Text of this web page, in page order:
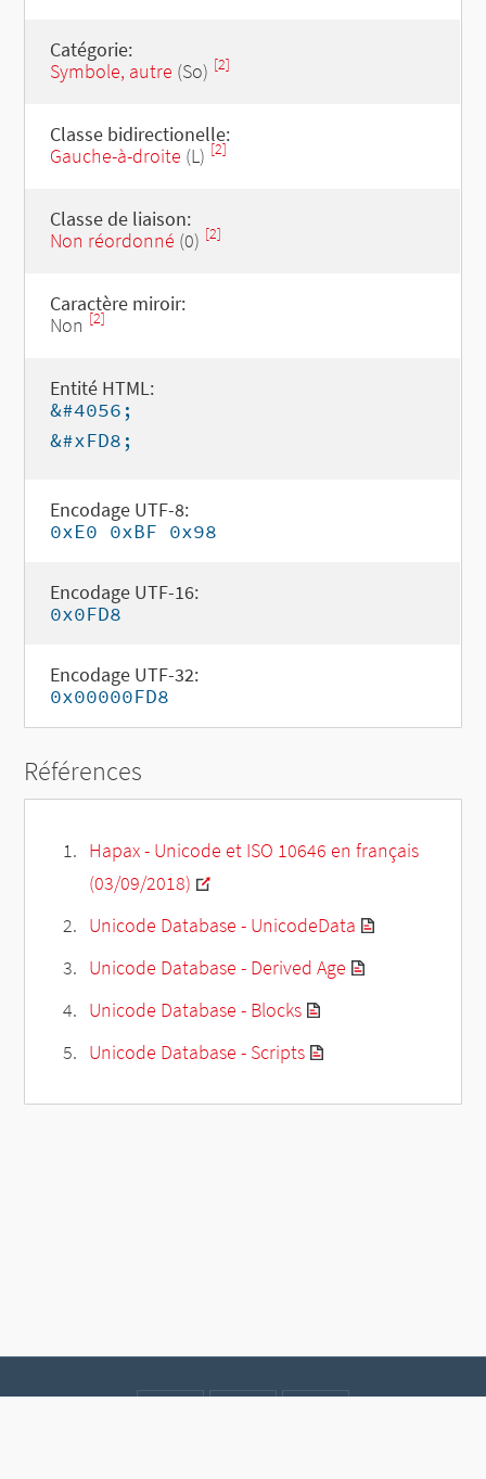
Catégorie:
Symbole, autre (So) [2]
Classe bidirectionelle:
Gauche-à-droite (L) [2]
Classe de liaison:
Non réordonné (0) [2]
Caractère miroir:
Non [2]
Entité HTML:
&#4056;
&#xFD8;
Encodage UTF-8:
0xE0 0xBF 0x98
Encodage UTF-16:
0x0FD8
Encodage UTF-32:
0x00000FD8
Références
Hapax - Unicode et ISO 10646 en français
(03/09/2018)
Unicode Database - UnicodeData
Unicode Database - Derived Age
Unicode Database - Blocks
Unicode Database - Scripts